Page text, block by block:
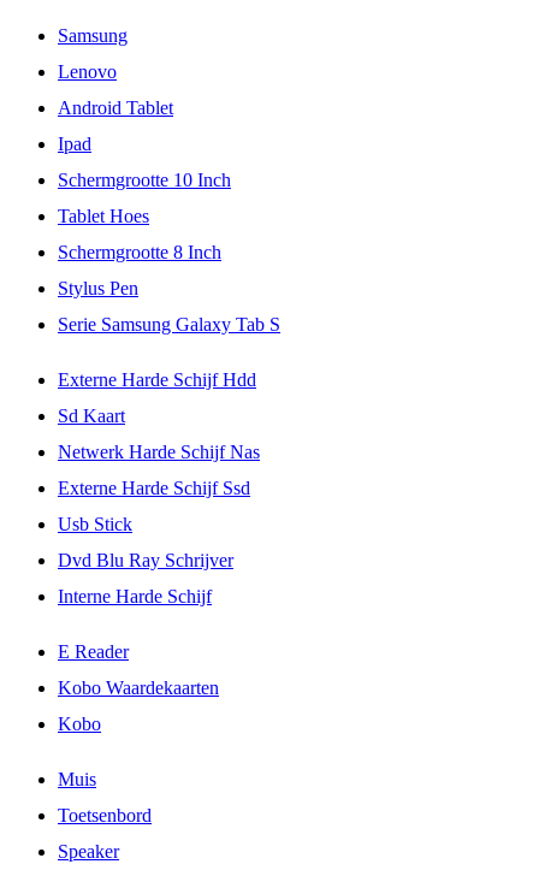
Samsung
Lenovo
Android Tablet
Ipad
Schermgrootte 10 Inch
Tablet Hoes
Schermgrootte 8 Inch
Stylus Pen
Serie Samsung Galaxy Tab S
Externe Harde Schijf Hdd
Sd Kaart
Netwerk Harde Schijf Nas
Externe Harde Schijf Ssd
Usb Stick
Dvd Blu Ray Schrijver
Interne Harde Schijf
E Reader
Kobo Waardekaarten
Kobo
Muis
Toetsenbord
Speaker